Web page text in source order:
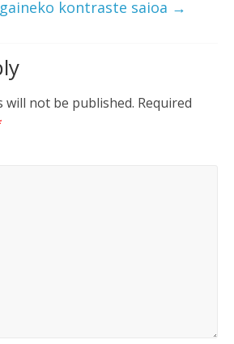
kontraste saioa →
will not be published. Required